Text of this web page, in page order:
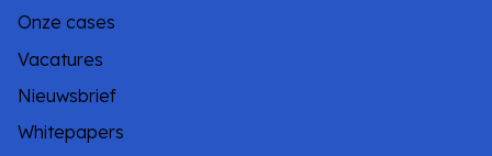
Onze cases
Vacatures
Nieuwsbrief
Whitepapers